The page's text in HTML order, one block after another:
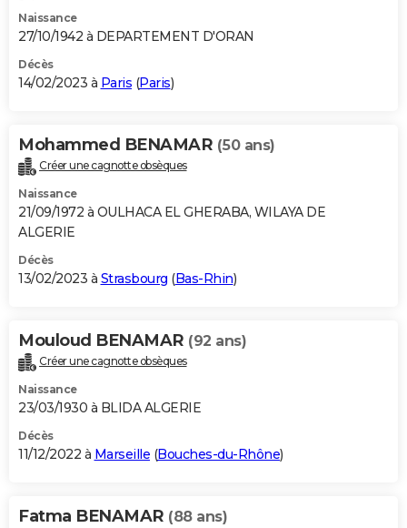
Naissance
27/10/1942 à DEPARTEMENT D'ORAN
Décès
14/02/2023 à Paris (Paris)
Mohammed BENAMAR (50 ans)
Créer une cagnotte obsèques
Naissance
21/09/1972 à OULHACA EL GHERABA, WILAYA DE
ALGERIE
Décès
13/02/2023 à Strasbourg (Bas-Rhin)
Mouloud BENAMAR (92 ans)
Créer une cagnotte obsèques
Naissance
23/03/1930 à BLIDA ALGERIE
Décès
11/12/2022 à Marseille (Bouches-du-Rhône)
Fatma BENAMAR (88 ans)